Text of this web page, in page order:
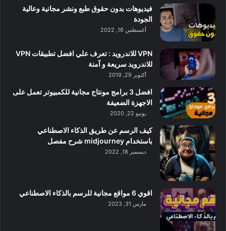
فيديوهات بدون حقوق طبع ونشر مجانية وعالية
الجودة
أغسطس 16, 2022
VPN للاندرويد : تعرف علي افضل تطبيقات VPN
للاندرويد سريعة و آمنة
أكتوبر 29, 2019
افضل 3 برامج مونتاج مجانية للكمبيوتر تعمل على
الاجهزة الضعيفة
يونيو 22, 2020
كيف الرسم عن طريق الذكاء الاصطناعي
باستخدام midjourney شرح مفصل
ديسمبر 18, 2022
اقوي 6 مواقع مجانية للرسم بالذكاء الاصطناعي
مارس 31, 2023